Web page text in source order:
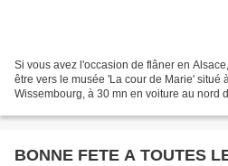
Si vous avez l'occasion de flâner en
être vers le musée 'La cour de Marie' situé
Wissembourg, à 30 mn en voiture au nord
BONNE FETE A TOUTES